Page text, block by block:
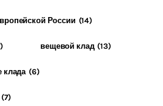
России (14)
вещевой клад (13)
клада (6)
(7)